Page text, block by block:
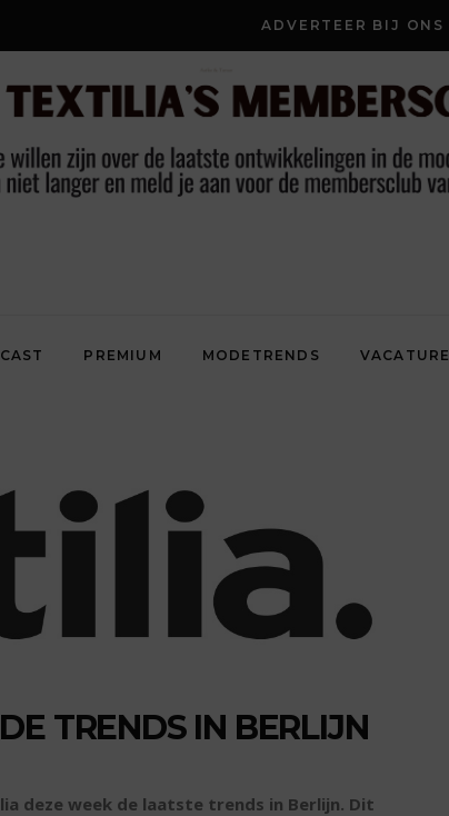
ADVERTEER BIJ ONS
PREMIUM MODETRENDS
TRENDS IN BERLIJN
deze week de laatste trends in Berlijn. Dit